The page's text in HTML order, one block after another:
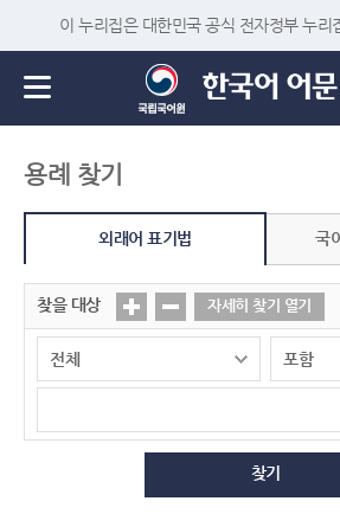
이 누리집은 대한민국 공식 전자정부 누리
용례 찾기
외래어 표기법 국
찾을 대상 자세히 찾기 열기
찾기